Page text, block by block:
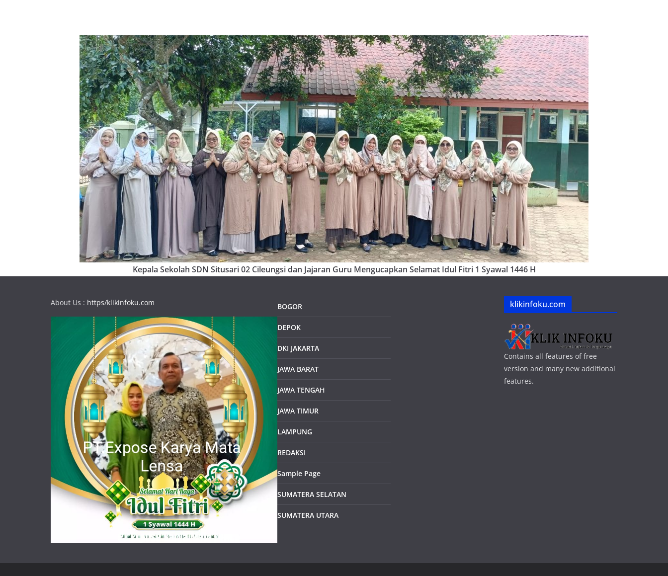
Kepala Sekolah SDN Situsari 02 Cileungsi dan Jajaran Guru Mengucapkan Selamat Idul Fitri 1 Syawal 1446 H
About Us : https/klikinfoku.com BOGOR
DEPOK
DKI JAKARTA
JAWA BARAT
JAWA TENGAH
JAWA TIMUR
LAMPUNG
REDAKSI
Sample Page
SUMATERA SELATAN
SUMATERA UTARA
klikinfoku.com
Contains all features of free
version and many new additional
features.